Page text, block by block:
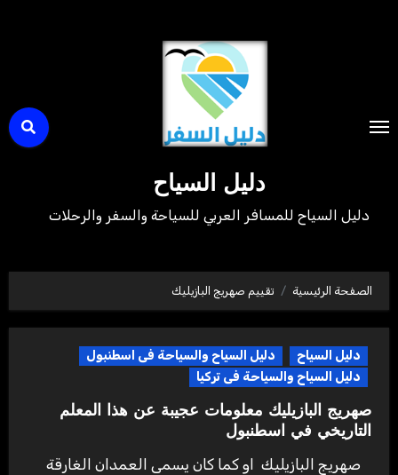
دليل السياح
دليل السياح للمسافر العربي للسياحة والسفر والرحلات
الصفحة الرئيسية تقييم صهريج البازيليك
دليل السياح
دليل السياح والسياحة فى اسطنبول
دليل السياح والسياحة فى تركيا
صهريج البازيليك معلومات عجيبة عن هذا المعلم
التاريخي في اسطنبول
صهريج البازيليك او كما كان يسمى العمدان الغارقة